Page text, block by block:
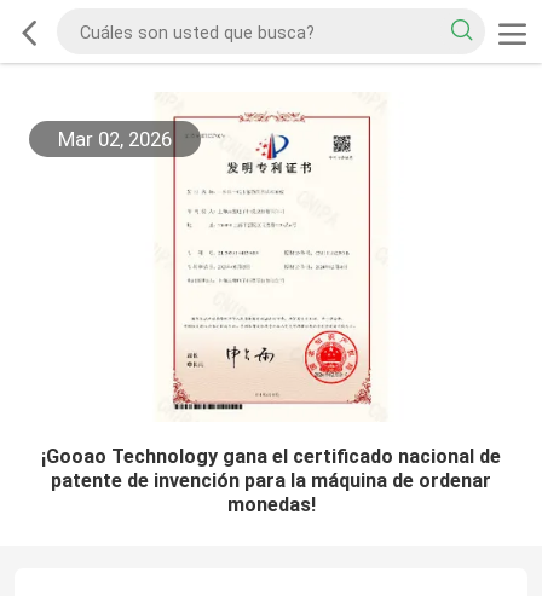
Mar 02, 2026
¡Gooao Technology gana el certificado nacional de
patente de invención para la máquina de ordenar
monedas!